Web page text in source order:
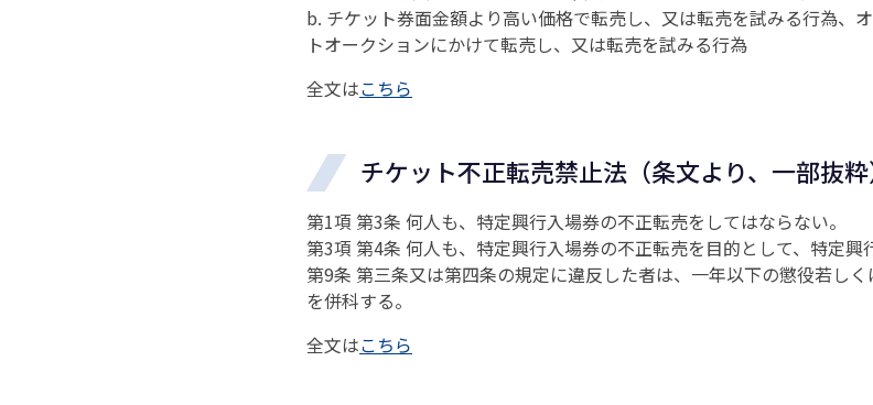
b. チケット券面金額より高い価格で転売し、又は転売を試みる行為、
トオークションにかけて転売し、又は転売を試みる行為
全文はこちら
チケット不正転売禁止法（条文より、一部抜粋
第1項 第3条 何人も、特定興行入場券の不正転売をしてはならない。
第3項 第4条 何人も、特定興行入場券の不正転売を目的として、特定興
第9条 第三条又は第四条の規定に違反した者は、一年以下の懲役若し
を併科する。
全文はこちら